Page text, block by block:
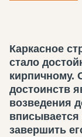
Каркасное
стало
кирпичному.
достоинств
возведения
завершить